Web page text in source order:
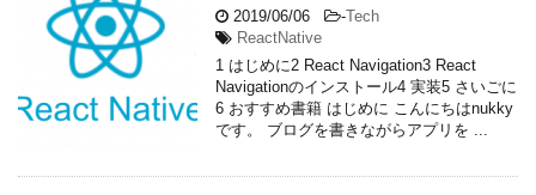
2019/06/06 -Tech
ReactNative
1 はじめに2 React Navigation3 React
Navigationのインストール4 実装5 さいごに
6 おすすめ書籍 はじめに こんにちはnukky
です。 ブログを書きながらアプリを ...